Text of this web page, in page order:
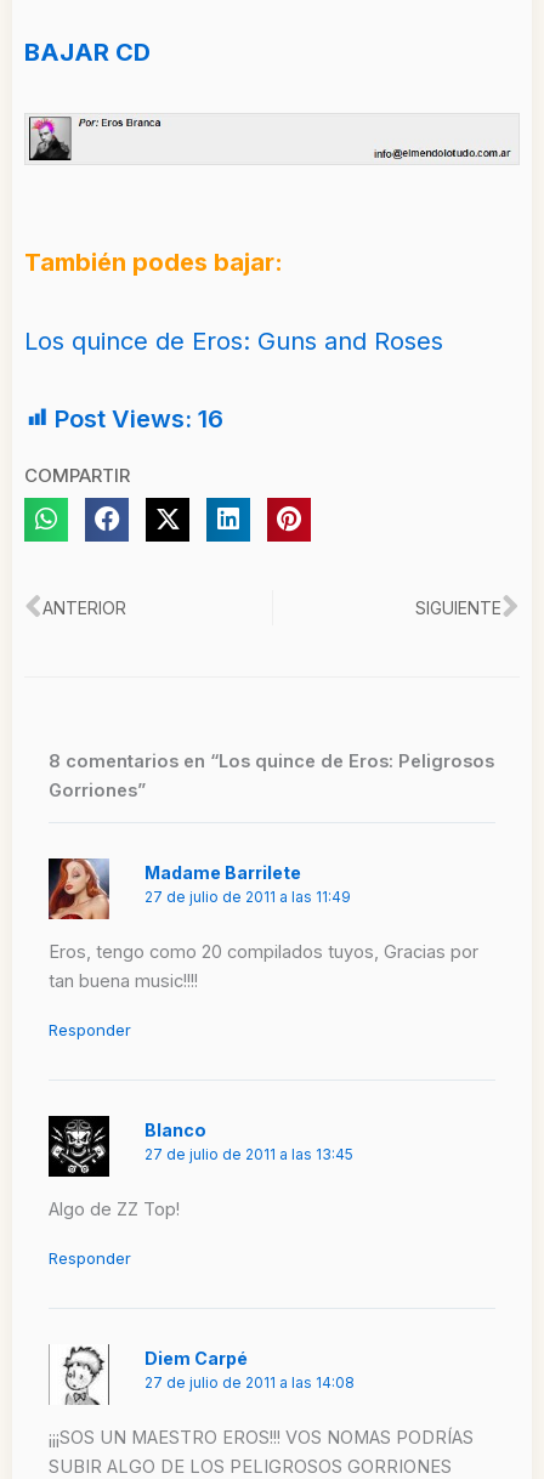
BAJAR CD
También podes bajar:
Los quince de Eros: Guns and Roses
Post Views: 16
COMPARTIR
Ant
ANTERIOR SIGUIENTE
8 comentarios en “Los quince de Eros: Peligrosos
Gorriones”
Madame Barrilete
27 de julio de 2011 a las 11:49
Eros, tengo como 20 compilados tuyos, Gracias por
tan buena music!!!!
Responder
Blanco
27 de julio de 2011 a las 13:45
Algo de ZZ Top!
Responder
Diem Carpé
27 de julio de 2011 a las 14:08
¡¡¡SOS UN MAESTRO EROS!!! VOS NOMAS PODRÍAS
SUBIR ALGO DE LOS PELIGROSOS GORRIONES